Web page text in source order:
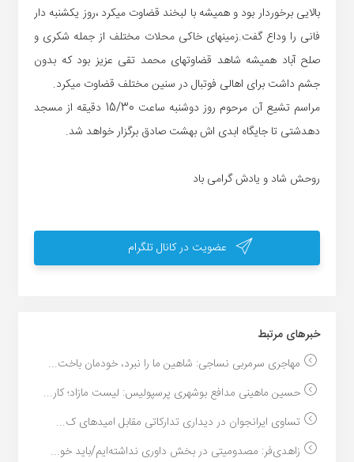
بالایی برخوردار بود و همیشه با لبخند قضاوت میکرد ،روز یکشنبه دار
فانی را وداع گفت.زمینهای خاکی محلات مختلف از جمله شکری و
صلح آباد همیشه شاهد قضاوتهای محمد تقی عزیز بود که بدون
جشم داشت برای اهالی فوتبال در سنین مختلف قضاوت میکرد.
مراسم تشیع آن مرحوم روز دوشنبه ساعت 15/30 دقیقه از مسجد
دهدشتی تا جایگاه ابدی اش بهشت صادق برگزار خواهد شد.
روحش شاد و یادش گرامی باد
عضویت در کانال تلگرام
خبر‌های مرتبط
مهاجری سرمربی نساجی: شاهین ما را نبرد، خودمان باخت...
حسین ماهینی مدافع بوشهری پرسپولیس: لیست مازاد؛ کار...
تساوی ایرانجوان در دیداری تدارکاتی مقابل امیدهای ک...
زاهدی‌فر: مصدومیتی در بخش داوری نداشته‌ایم/باید خو...